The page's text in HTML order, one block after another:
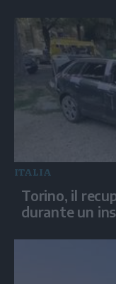
ITALIA
Torino, il
durante un